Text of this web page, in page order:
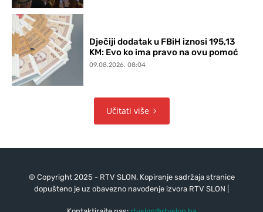
Dječiji dodatak u FBiH iznosi 195,13
KM: Evo ko ima pravo na ovu pomoć
09.08.2026. 08:04
Učitati više
© Copyright 2025 - RTV SLON. Kopiranje sadržaja stranice
dopušteno je uz obavezno navođenje izvora RTV SLON |